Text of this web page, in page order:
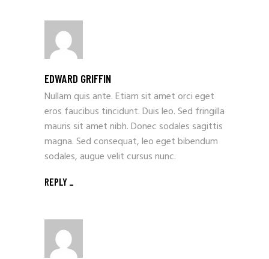
EDWARD GRIFFIN
Nullam quis ante. Etiam sit amet orci eget
eros faucibus tincidunt. Duis leo. Sed fringilla
mauris sit amet nibh. Donec sodales sagittis
magna. Sed consequat, leo eget bibendum
sodales, augue velit cursus nunc.
REPLY